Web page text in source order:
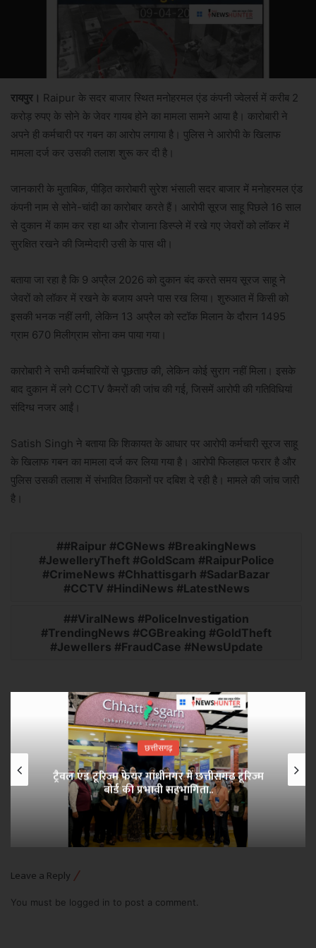
रायपुर। Raipur के सदर बाजार स्थित मनोहरमल एंड कंपनी ज्वेलर्स में करीब 2
करोड़ रुपए के सोने के जेवर गायब होने का मामला सामने आया है। कारोबारी ने
अपने ही कर्मचारी पर गबन का आरोप लगाया है। पुलिस ने आरोपी के खिलाफ
मामला दर्ज कर उसकी तलाश शुरू कर दी है।
जानकारी के मुताबिक, पीड़ित कारोबारी सुरेश भंसाली सदर बाजार में मनोहरमल एंड
कंपनी नाम से सोने-चांदी का कारोबार करते हैं। आरोपी सूरज साहू पिछले 16 साल
से दुकान में काम कर रहा था और रोजाना डिस्प्ले में रखे गए जेवरों को लॉकर में
सुरक्षित रखने की जिम्मेदारी उसी के पास थी।
बताया जा रहा है कि 9 अप्रैल 2026 को दुकान बंद करते समय सूरज साहू ने
जेवरों को लॉकर में रखने के बजाय अपने पास रख लिया। शुरुआत में किसी को
इसकी भनक नहीं लगी, लेकिन 13 अप्रैल को स्टॉक मिलान के दौरान 1495
ग्राम 670 मिलीग्राम सोना कम पाया गया।
कारोबारी ने सभी कर्मचारियों से पूछताछ की, लेकिन कोई सुराग नहीं मिला। इसके
बाद दुकान में लगे CCTV कैमरों की जांच की गई, जिसमें आरोपी की गतिविधियां
संदिग्ध नजर आईं।
Satish Singh ने बताया कि शिकायत के आधार पर आरोपी कर्मचारी सूरज साहू
के खिलाफ गबन का मामला दर्ज कर लिया गया है। आरोपी फिलहाल फरार है और
पुलिस उसकी तलाश में संभावित ठिकानों पर दबिश दे रही है। मामले की जांच जारी
है।
#Raipur #CGNews #BreakingNews
#JewelleryTheft #GoldScam #RaipurPolice
#CrimeNews #Chhattisgarh #SadarBazar
#CCTV #HindiNews #LatestNews
#ViralNews #PoliceInvestigation
#TrendingNews #CGBreaking #GoldTheft
#Jewellers #FraudCase #NewsUpdate
छत्तीसगढ़
ट्रैवल एंड टूरिज्म फेयर गांधीनगर में छत्तीसगढ़ टूरिज्म
बोर्ड की प्रभावी सहभागिता..
Leave a Reply
You must be logged in to post a comment.